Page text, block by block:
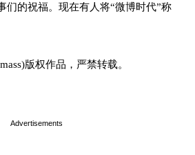
们的祝福。现在有人将“微博时代”称
版权作品，严禁转载。